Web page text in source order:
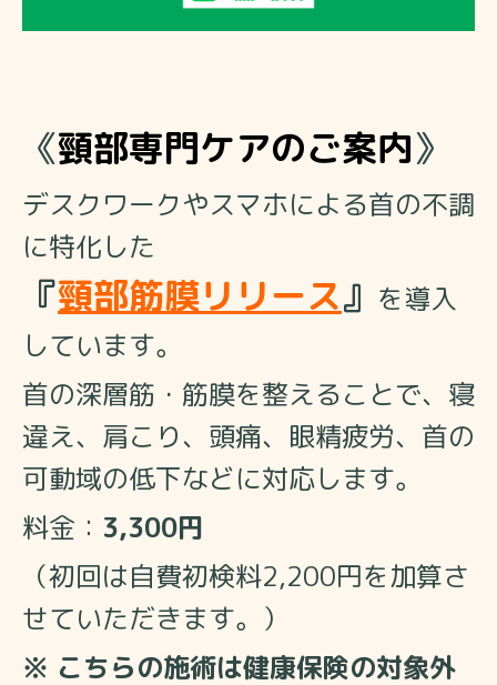
《頸部専門ケアのご案内》
デスクワークやスマホによる首の不調
に特化した
『頸部筋膜リリース』 を導入
しています。
首の深層筋・筋膜を整えることで、 寝
違え、肩こり、頭痛、眼精疲労、首の
可動域の低下などに対応します。
料金： 3,300円
（初回は自費初検料2,200円を加算さ
せていただきます。）
※ こちらの施術は健康保険の対象外